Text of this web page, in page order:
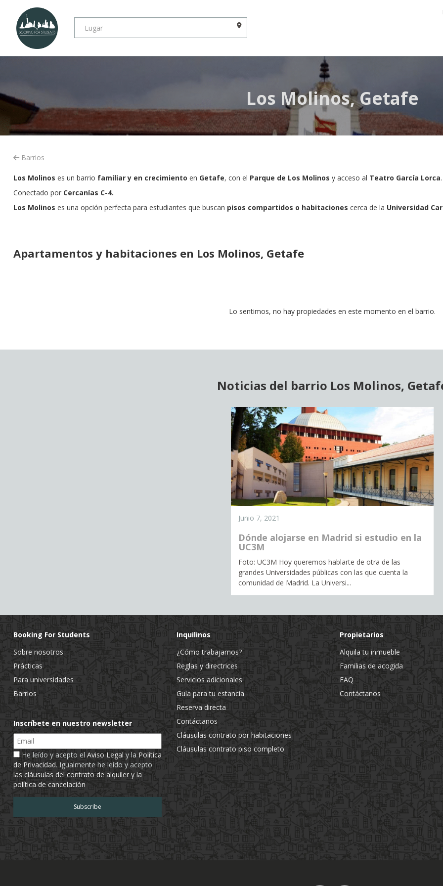
Los Molinos, Getafe
Barrios
Los Molinos es un barrio familiar y en crecimiento en Getafe, con el Parque de Los Molinos y acceso al Teatro García Lorca.
Conectado por Cercanías C-4.
Los Molinos es una opción perfecta para estudiantes que buscan pisos compartidos o habitaciones cerca de la Universidad
Apartamentos y habitaciones en Los Molinos, Getafe
Lo sentimos, no hay propiedades en este momento en el barrio.
Noticias del barrio Los Molinos,
Junio 7, 2021
Dónde alojarse en Madrid si estudio en la
UC3M
Foto: UC3M Hoy queremos hablarte de otra de las
grandes Universidades públicas con las que cuenta la
comunidad de Madrid. La Universi...
Booking For Students
Sobre nosotros
Prácticas
Para universidades
Barrios
Inscríbete en nuestro newsletter
Email
He leído y acepto el Aviso Legal y la Política
de Privacidad. Igualmente he leído y acepto
las cláusulas del contrato de alquiler y la
política de cancelación
Inquilinos
¿Cómo trabajamos?
Reglas y directrices
Servicios adicionales
Guía para tu estancia
Reserva directa
Contáctanos
Cláusulas contrato por habitaciones
Cláusulas contrato piso completo
Propietarios
Alquila tu inmueble
Familias de acogida
FAQ
Contáctanos